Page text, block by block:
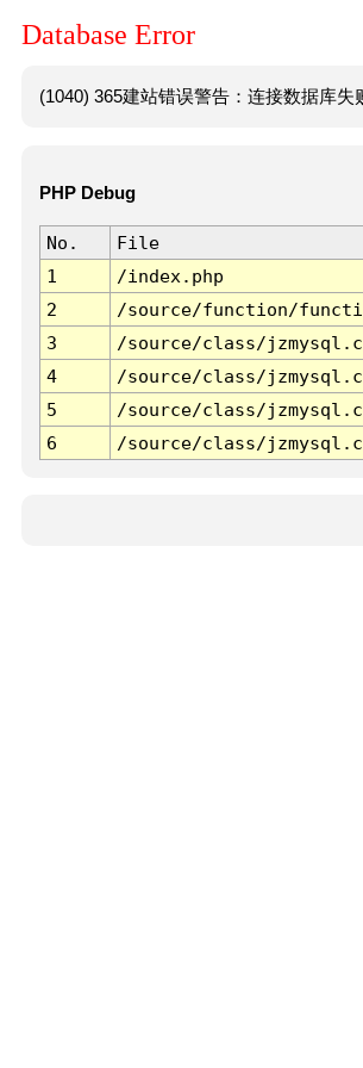
Database Error
(1040) 365建站错误警告：连接数据库
PHP Debug
No. File
1
/index.php
2
/source/function/
3
/source/class/
4
/source/class/
5
/source/class/
6
/source/class/